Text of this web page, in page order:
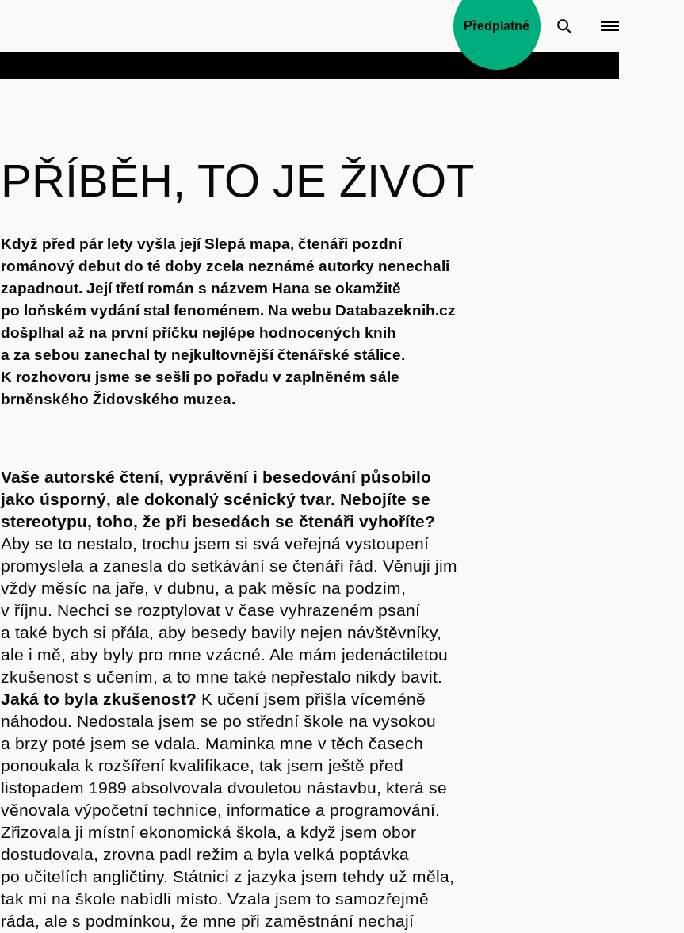
Předplatné
PŘÍBĚH, TO JE ŽIVOT
Když před pár lety vyšla její Slepá mapa, čtenáři pozdní
románový debut do té doby zcela neznámé autorky nenechali
zapadnout. Její třetí román s názvem Hana se okamžitě
po loňském vydání stal fenoménem. Na webu Databazeknih.cz
došplhal až na první příčku nejlépe hodnocených knih
a za sebou zanechal ty nejkultovnější čtenářské stálice.
K rozhovoru jsme se sešli po pořadu v zaplněném sále
brněnského Židovského muzea.
Vaše autorské čtení, vyprávění i besedování působilo
jako úsporný, ale dokonalý scénický tvar. Nebojíte se
stereotypu, toho, že při besedách se čtenáři vyhoříte?
Aby se to nestalo, trochu jsem si svá veřejná vystoupení
promyslela a zanesla do setkávání se čtenáři řád. Věnuji jim
vždy měsíc na jaře, v dubnu, a pak měsíc na podzim,
v říjnu. Nechci se rozptylovat v čase vyhrazeném psaní
a také bych si přála, aby besedy bavily nejen návštěvníky,
ale i mě, aby byly pro mne vzácné. Ale mám jedenáctiletou
zkušenost s učením, a to mne také nepřestalo nikdy bavit.
Jaká to byla zkušenost? K učení jsem přišla víceméně
náhodou. Nedostala jsem se po střední škole na vysokou
a brzy poté jsem se vdala. Maminka mne v těch časech
ponoukala k rozšíření kvalifikace, tak jsem ještě před
listopadem 1989 absolvovala dvouletou nástavbu, která se
věnovala výpočetní technice, informatice a programování.
Zřizovala ji místní ekonomická škola, a když jsem obor
dostudovala, zrovna padl režim a byla velká poptávka
po učitelích angličtiny. Státnici z jazyka jsem tehdy už měla,
tak mi na škole nabídli místo. Vzala jsem to samozřejmě
ráda, ale s podmínkou, že mne při zaměstnání nechají